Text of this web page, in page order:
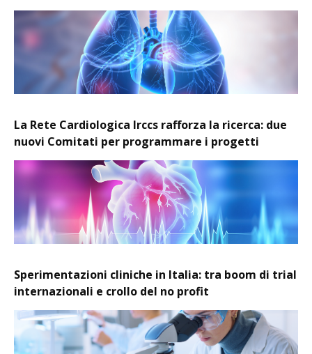
La Rete Cardiologica Irccs rafforza la ricerca: due
nuovi Comitati per programmare i progetti
Sperimentazioni cliniche in Italia: tra boom di trial
internazionali e crollo del no profit